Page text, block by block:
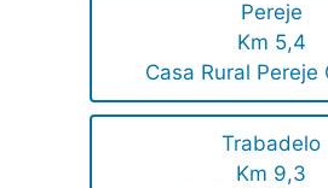
Pereje
Km 5,4
Casa Rural Pereje
Trabadelo
Km 9,3